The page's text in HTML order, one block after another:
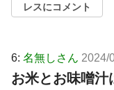
レスにコメント
6: 名無しさん 2024/
お米とお味噌汁